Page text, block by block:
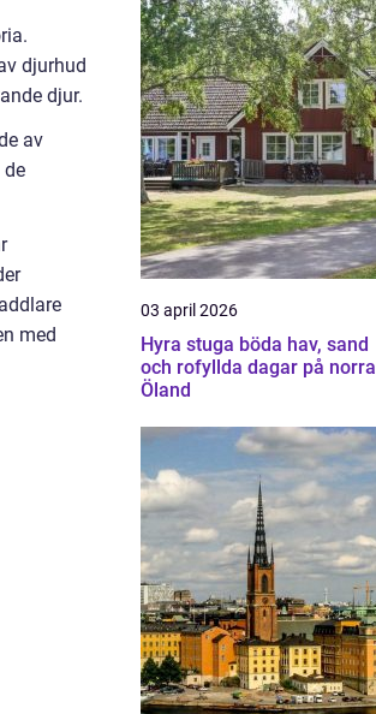
djurhud
djur.
av
de
med
03 april 2026
Hyra stuga böda hav, sand
och rofyllda dagar på norra
Öland